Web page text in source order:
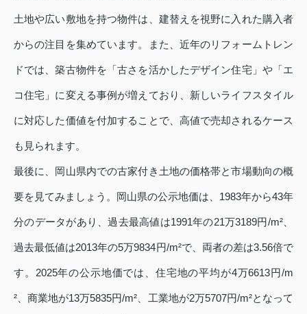
土地や広い敷地を持つ物件は、建替えを視野に入れた購入者
からの注目を集めています。また、近年のリフォームトレン
ドでは、築古物件を「古さを活かしたデザイン住宅」や「エ
コ住宅」に変える事例が増えており、新しいライフスタイル
に対応した価値を付加することで、高値で売却されるケース
も見られます。
最後に、岡山県内での古家付き土地の価格帯と市場動向の概
要を見てみましょう。岡山県の公示地価は、1983年から43年
分のデータがあり、過去最高値は1991年の21万3189円/m²、
過去最低値は2013年の5万9834円/m²で、両者の差は3.56倍で
す。2025年の公示地価では、住宅地の平均が4万6613円/m
²、商業地が13万5835円/m²、工業地が2万5707円/m²となって